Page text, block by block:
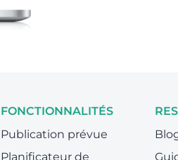
FONCTIONNALITÉS
Publication prévue
Planificateur de